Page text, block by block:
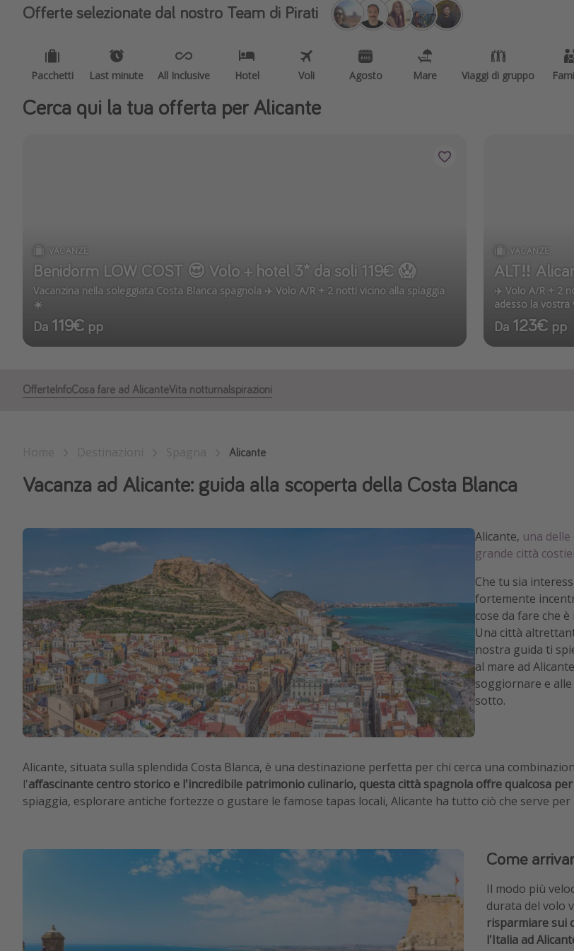
Offerte selezionate dal nostro Team di Pirati
Pacchetti Last minute All Inclusive Hotel Voli Agosto Mare Viaggi di gruppo
Cerca qui la tua offerta per Alicante
VACANZE
Benidorm LOW COST 😍 Volo + hotel 3* da soli 119€ 😱
Vacanzina nella soleggiata Costa Blanca spagnola ✈️ Volo A/R + 2 notti vicino alla spiaggia
☀️
Da 119€ pp
VACANZE
ALT‼️
✈️ Volo A/R + 2
adesso la
Da 123€ pp
Offerte InfoCosa fare ad AlicanteVita notturna Ispirazioni
Alicante
Vacanza ad Alicante: guida alla scoperta della Costa Blanca
Alicante, una
grande città
Che tu sia
fortemente
cose da fare che
Una città
nostra guida ti
al mare ad
soggiornare e
sotto.
Alicante, situata sulla splendida Costa Blanca, è una destinazione perfetta per chi cerca una
l'affascinante centro storico e l'incredibile patrimonio culinario, questa città spagnola offre qualcosa
spiaggia, esplorare antiche fortezze o gustare le famose tapas locali, Alicante ha tutto ciò che serve
Come
Il modo più
durata del volo
risparmiare sui
l'Italia ad